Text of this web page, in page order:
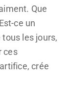
Que
ce un
les jours,
ces
crée